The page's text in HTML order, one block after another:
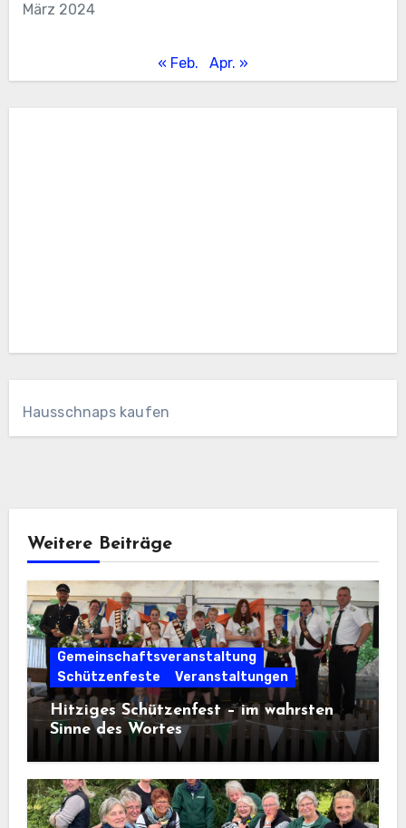
März 2024
« Feb. Apr. »
Hausschnaps kaufen
Weitere Beiträge
Gemeinschaftsveranstaltung
Schützenfeste
Veranstaltungen
Hitziges Schützenfest – im wahrsten
Sinne des Wortes